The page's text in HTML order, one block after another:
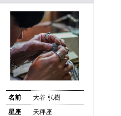
名前
大谷 弘樹
星座
天秤座